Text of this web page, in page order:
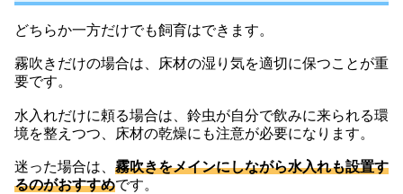
どちらか一方だけでも飼育はできます。
霧吹きだけの場合は、床材の湿り気を適切に保つことが重
要です。
水入れだけに頼る場合は、鈴虫が自分で飲みに来られる環
境を整えつつ、床材の乾燥にも注意が必要になります。
迷った場合は、 霧吹きをメインにしながら水入れも設置す
るのがおすすめです。